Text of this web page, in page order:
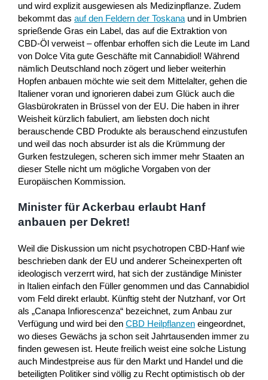
und wird explizit ausgewiesen als Medizinpflanze. Zudem
bekommt das auf den Feldern der Toskana und in Umbrien
sprießende Gras ein Label, das auf die Extraktion von
CBD-Öl verweist – offenbar erhoffen sich die Leute im Land
von Dolce Vita gute Geschäfte mit Cannabidiol! Während
nämlich Deutschland noch zögert und lieber weiterhin
Hopfen anbauen möchte wie seit dem Mittelalter, gehen die
Italiener voran und ignorieren dabei zum Glück auch die
Glasbürokraten in Brüssel von der EU. Die haben in ihrer
Weisheit kürzlich fabuliert, am liebsten doch nicht
berauschende CBD Produkte als berauschend einzustufen
und weil das noch absurder ist als die Krümmung der
Gurken festzulegen, scheren sich immer mehr Staaten an
dieser Stelle nicht um mögliche Vorgaben von der
Europäischen Kommission.
Minister für Ackerbau erlaubt Hanf
anbauen per Dekret!
Weil die Diskussion um nicht psychotropen CBD-Hanf wie
beschrieben dank der EU und anderer Scheinexperten oft
ideologisch verzerrt wird, hat sich der zuständige Minister
in Italien einfach den Füller genommen und das Cannabidiol
vom Feld direkt erlaubt. Künftig steht der Nutzhanf, vor Ort
als „Canapa Infiorescenza“ bezeichnet, zum Anbau zur
Verfügung und wird bei den CBD Heilpflanzen eingeordnet,
wo dieses Gewächs ja schon seit Jahrtausenden immer zu
finden gewesen ist. Heute freilich weist eine solche Listung
auch Mindestpreise aus für den Markt und Handel und die
beteiligten Politiker sind völlig zu Recht optimistisch ob der